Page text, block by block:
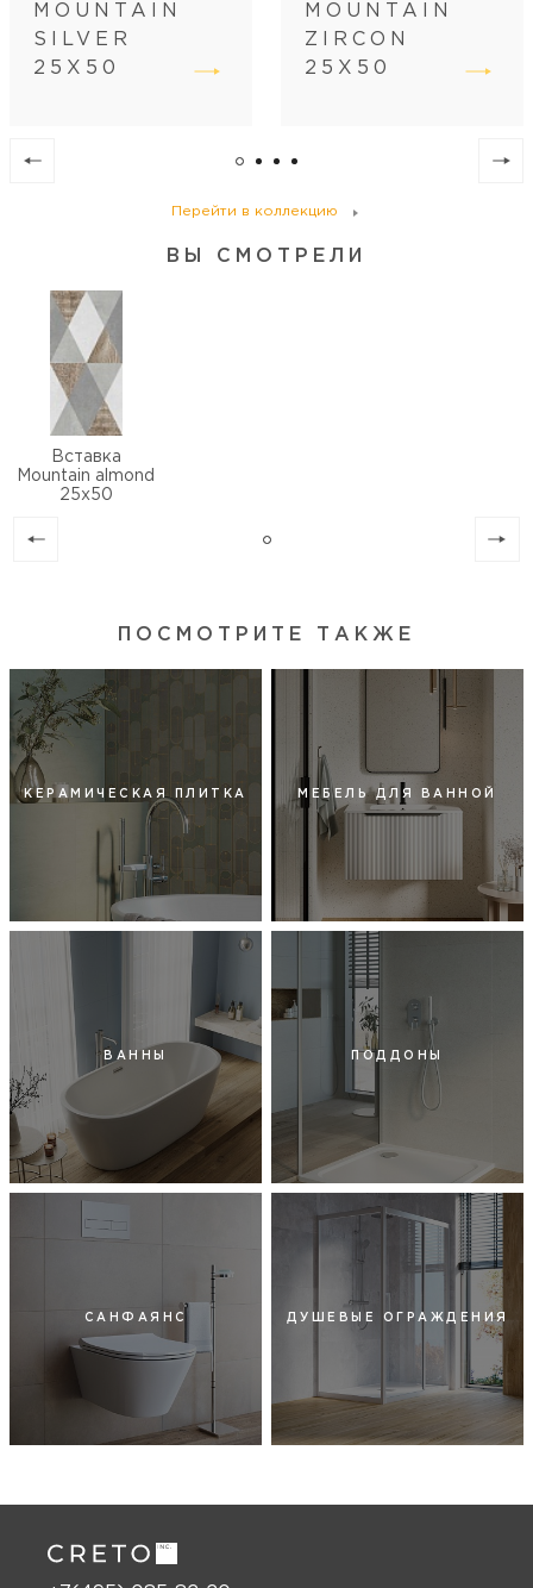
Вес коробки (кг)
Перейти в коллекцию
MOUNTAIN
SILVER
25Х50
MOUNTAIN
ZIRCON
25Х50
ВЫ СМОТРЕЛИ
Вставка
Mountain almond
25х50
ПОСМОТРИТЕ ТАКЖЕ
КЕРАМИЧЕСКАЯ ПЛИТКА МЕБЕЛЬ ДЛЯ ВАННОЙ
ВАННЫ ПОДДОНЫ
САНФАЯНС ДУШЕВЫЕ ОГРАЖДЕНИЯ